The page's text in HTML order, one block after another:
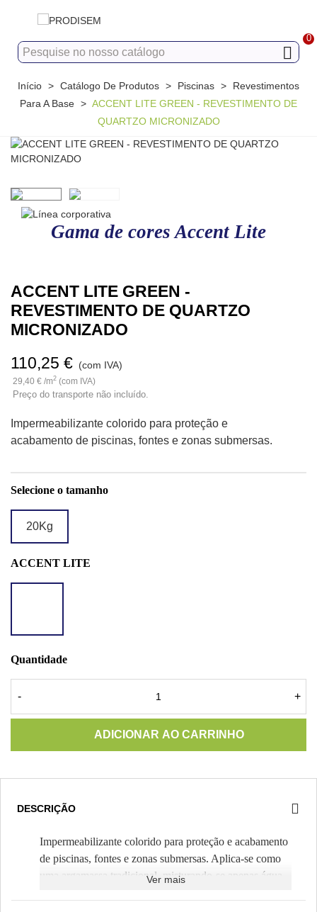
0
Início > Catálogo De Produtos > Piscinas >
Revestimentos
Para A Base > ACCENT LITE GREEN - REVESTIMENTO DE
QUARTZO MICRONIZADO
Gama de cores Accent Lite
ACCENT LITE GREEN -
REVESTIMENTO DE QUARTZO
MICRONIZADO
110,25 € (com IVA)
29,40 € /m2 (com IVA)
Preço do transporte não incluído.
Impermeabilizante colorido para proteção e
acabamento de piscinas, fontes e zonas submersas.
Selecione o tamanho
20Kg
ACCENT LITE
Quantidade
- +
ADICIONAR AO CARRINHO
DESCRIÇÃO
Impermeabilizante colorido para proteção e acabamento
de piscinas, fontes e zonas submersas. Aplica-se como
uma argamassa tradicional, misturando-se apenas água.
Ver mais